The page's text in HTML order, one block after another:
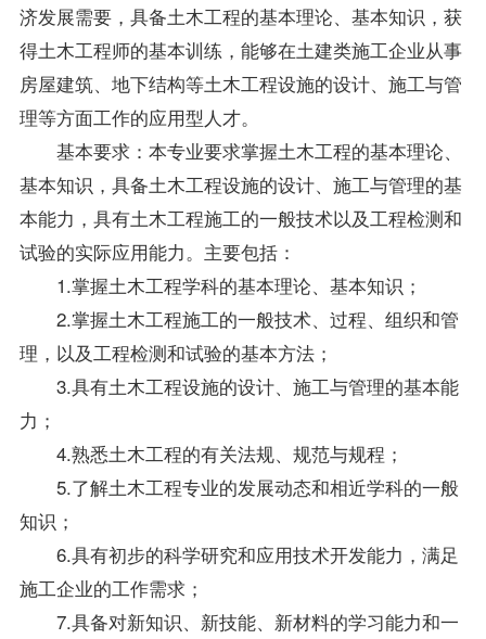
济发展需要，具备土木工程的基本理论、基本知识，获
得土木工程师的基本训练，能够在土建类施工企业从事
房屋建筑、地下结构等土木工程设施的设计、施工与管
理等方面工作的应用型人才。
基本要求：本专业要求掌握土木工程的基本理论、
基本知识，具备土木工程设施的设计、施工与管理的基
本能力，具有土木工程施工的一般技术以及工程检测和
试验的实际应用能力。主要包括：
1.掌握土木工程学科的基本理论、基本知识；
2.掌握土木工程施工的一般技术、过程、组织和管
理，以及工程检测和试验的基本方法；
3.具有土木工程设施的设计、施工与管理的基本能
力；
4.熟悉土木工程的有关法规、规范与规程；
5.了解土木工程专业的发展动态和相近学科的一般
知识；
6.具有初步的科学研究和应用技术开发能力，满足
施工企业的工作需求；
7.具备对新知识、新技能、新材料的学习能力和一